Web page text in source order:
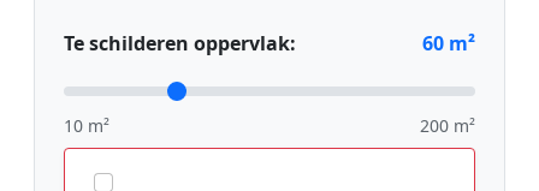
Te schilderen oppervlak: 60 m²
10 m² 200 m²